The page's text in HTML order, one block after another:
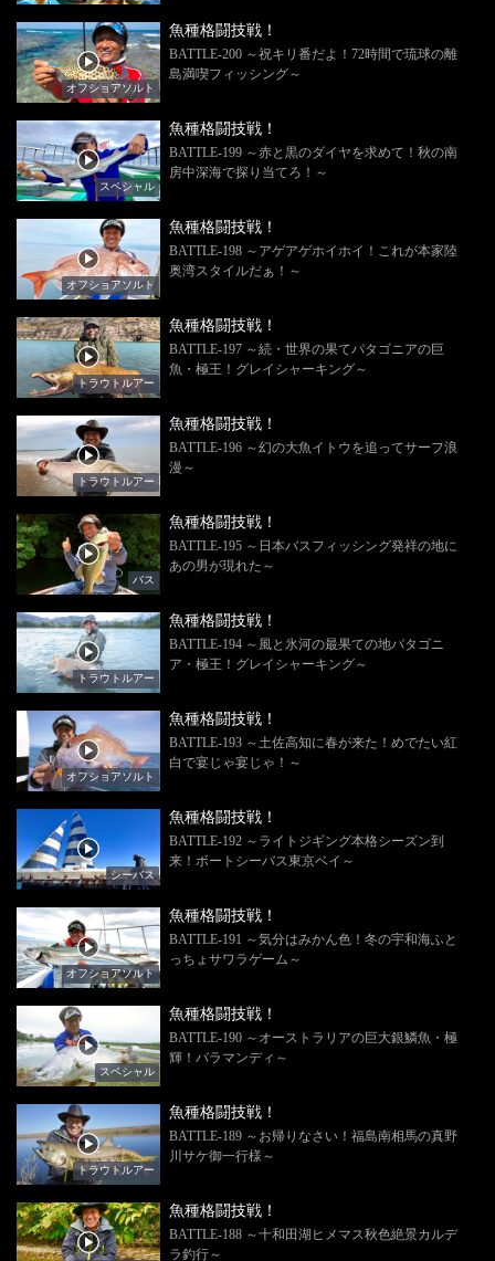
オフショアソルト
魚種格闘技戦！
BATTLE-200 ～祝キリ番だよ！72時間で琉球の離
島満喫フィッシング～
スペシャル
魚種格闘技戦！
BATTLE-199 ～赤と黒のダイヤを求めて！秋の南
房中深海で探り当てろ！～
オフショアソルト
魚種格闘技戦！
BATTLE-198 ～アゲアゲホイホイ！これが本家陸
奥湾スタイルだぁ！～
トラウトルアー
魚種格闘技戦！
BATTLE-197 ～続・世界の果てパタゴニアの巨
魚・極王！グレイシャーキング～
トラウトルアー
魚種格闘技戦！
BATTLE-196 ～幻の大魚イトウを追ってサーフ浪
漫～
バス
魚種格闘技戦！
BATTLE-195 ～日本バスフィッシング発祥の地に
あの男が現れた～
トラウトルアー
魚種格闘技戦！
BATTLE-194 ～風と氷河の最果ての地パタゴニ
ア・極王！グレイシャーキング～
オフショアソルト
魚種格闘技戦！
BATTLE-193 ～土佐高知に春が来た！めでたい紅
白で宴じゃ宴じゃ！～
シーバス
魚種格闘技戦！
BATTLE-192 ～ライトジギング本格シーズン到
来！ボートシーバス東京ベイ～
オフショアソルト
魚種格闘技戦！
BATTLE-191 ～気分はみかん色！冬の宇和海ふと
っちょサワラゲーム～
スペシャル
魚種格闘技戦！
BATTLE-190 ～オーストラリアの巨大銀鱗魚・極
輝！バラマンディ～
トラウトルアー
魚種格闘技戦！
BATTLE-189 ～お帰りなさい！福島南相馬の真野
川サケ御一行様～
魚種格闘技戦！
BATTLE-188 ～十和田湖ヒメマス秋色絶景カルデ
ラ釣行～